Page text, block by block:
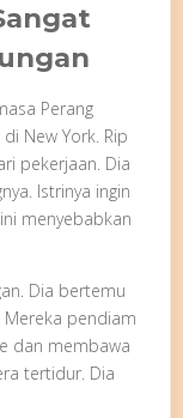
Perang
New York. Rip
pekerjaan. Dia
Istrinya ingin
menyebabkan
Dia bertemu
Mereka pendiam
dan membawa
tertidur. Dia